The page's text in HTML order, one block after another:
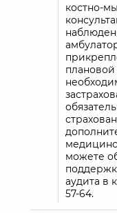
костно-
можете
аудита в
57-64.